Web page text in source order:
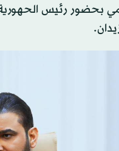
بحضور رئيس